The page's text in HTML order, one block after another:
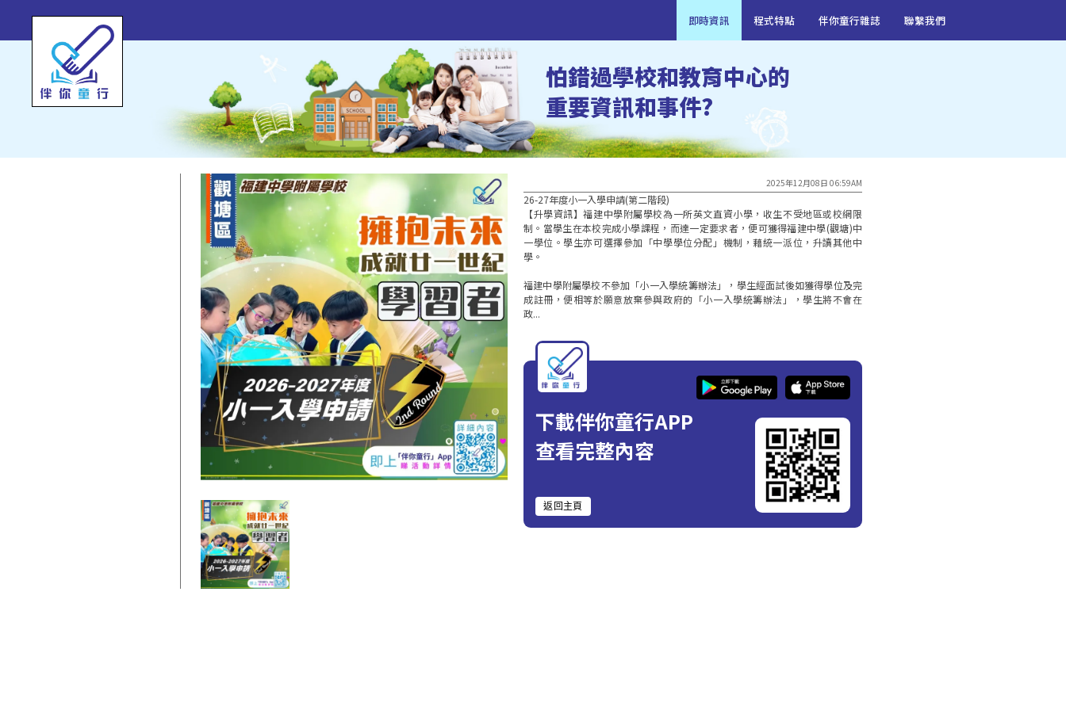
即時資訊 程式特點 伴你童行雜誌 聯繫我們
怕錯過學校和教育中心的
重要資訊和事件?
2025年12月08日 06:59AM
26-27年度小一入學申請(第二階段)
【升學資訊】福建中學附屬學校為一所英文直資小學，收生不受地區或校網限
制。當學生在本校完成小學課程，而達一定要求者，便可獲得福建中學(觀塘)中
一學位。學生亦可選擇參加「中學學位分配」機制，藉統一派位，升讀其他中
學。
福建中學附屬學校不參加「小一入學統籌辦法」，學生經面試後如獲得學位及完
成註冊，便相等於願意放棄參與政府的「小一入學統籌辦法」，學生將不會在
政...
下載伴你童行APP
查看完整內容
返回主頁